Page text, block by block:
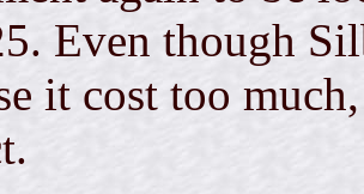
Even though
it cost too